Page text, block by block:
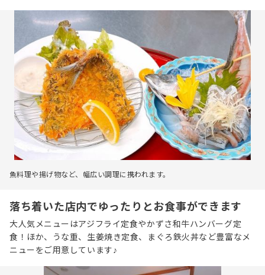
魚料理や揚げ物など、幅広い調理に携われます。
落ち着いた店内でゆったりとお食事ができます
大人気メニューはアジフライ定食やかずさ和牛ハンバーグ定
食！ほか、うな重、生姜焼き定食、まぐろ鉄火丼など豊富なメ
ニューをご用意しています♪